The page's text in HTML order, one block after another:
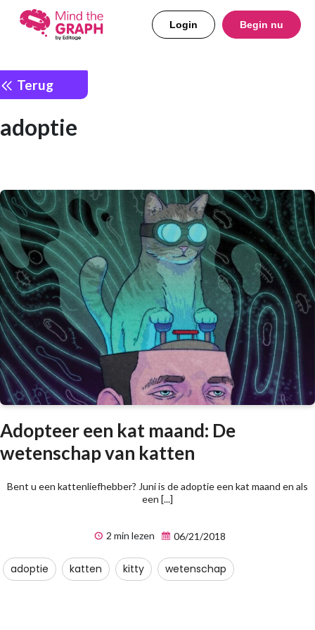
Login Begin nu
Terug
adoptie
Adopteer een kat maand: De
wetenschap van katten
Bent u een kattenliefhebber? Juni is de adoptie een kat maand en als
een [...]
2 min lezen 06/21/2018
adoptie katten kitty wetenschap